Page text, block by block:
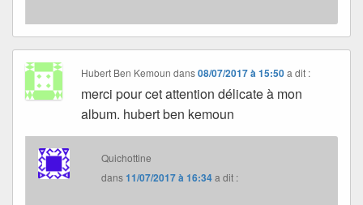
Hubert Ben Kemoun dans08/07/2017 à 15:50 a dit :
merci pour cet attention délicate à mon
album. hubert ben kemoun
Quichottine
dans11/07/2017 à 16:34a dit :